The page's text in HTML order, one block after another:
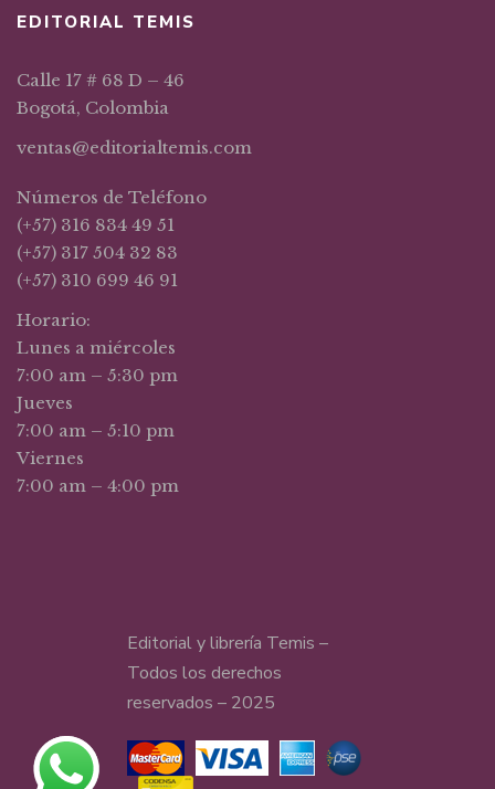
EDITORIAL TEMIS
Calle 17 # 68 D – 46
Bogotá, Colombia
ventas@editorialtemis.com
Números de Teléfono
(+57) 316 834 49 51
(+57) 317 504 32 83
(+57) 310 699 46 91
Horario:
Lunes a miércoles
7:00 am – 5:30 pm
Jueves
7:00 am – 5:10 pm
Viernes
7:00 am – 4:00 pm
Editorial y librería Temis –
Todos los derechos
reservados – 2025